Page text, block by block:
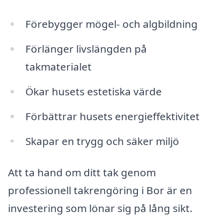
Förebygger mögel- och algbildning
Förlänger livslängden på
takmaterialet
Ökar husets estetiska värde
Förbättrar husets energieffektivitet
Skapar en trygg och säker miljö
Att ta hand om ditt tak genom
professionell takrengöring i Bor är en
investering som lönar sig på lång sikt.